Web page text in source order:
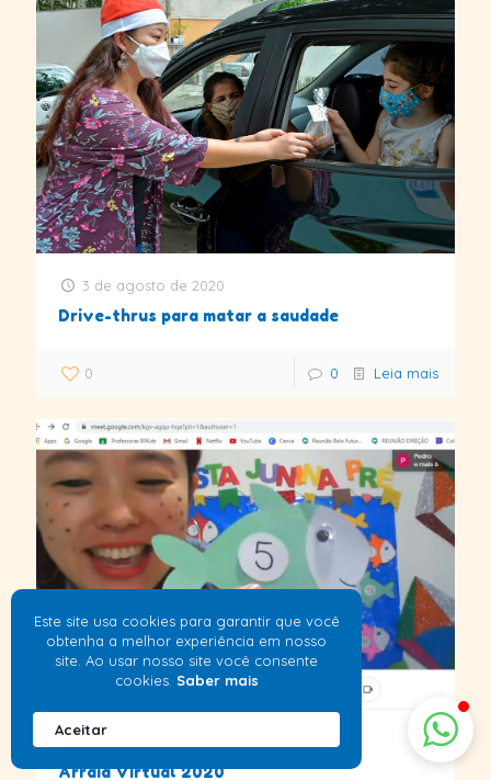
3 de agosto de 2020
Drive-thrus para matar a saudade
0 0 Leia mais
Arraiá Virtual 2020
Este site usa cookies para garantir que você
obtenha a melhor experiência em nosso
site. Ao usar nosso site você consente
cookies. Saber mais
Aceitar
Colégio Belo Futuro
Internacional